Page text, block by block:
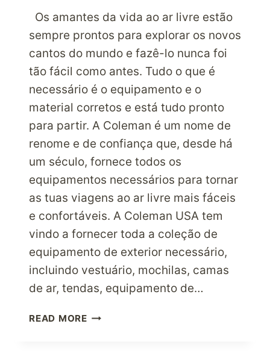
Os amantes da vida ao ar livre estão
sempre prontos para explorar os novos
cantos do mundo e fazê-lo nunca foi
tão fácil como antes. Tudo o que é
necessário é o equipamento e o
material corretos e está tudo pronto
para partir. A Coleman é um nome de
renome e de confiança que, desde há
um século, fornece todos os
equipamentos necessários para tornar
as tuas viagens ao ar livre mais fáceis
e confortáveis. A Coleman USA tem
vindo a fornecer toda a coleção de
equipamento de exterior necessário,
incluindo vestuário, mochilas, camas
de ar, tendas, equipamento de…
READ MOREOS